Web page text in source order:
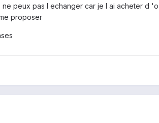
ne peux pas l echanger car je l ai acheter d
proposer